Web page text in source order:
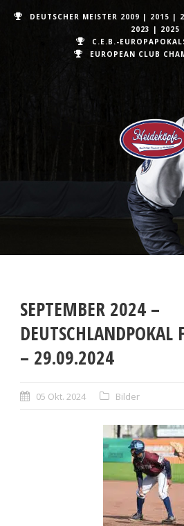
DEUTSCHER MEISTER 2009 | 2015 |
2023 | 2025
C.E.B.-
EUROPEAN CLUB
SEPTEMBER 2024 –
DEUTSCHLANDPOKAL
– 29.09.2024
05 Okt. 2024 Bilder